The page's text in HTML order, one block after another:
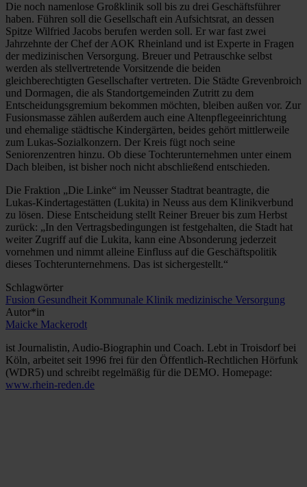
Die noch namenlose Großklinik soll bis zu drei Geschäftsführer
haben. Führen soll die Gesellschaft ein Aufsichtsrat, an dessen
Spitze Wilfried Jacobs berufen werden soll. Er war fast zwei
Jahrzehnte der Chef der AOK Rheinland und ist Experte in Fragen
der medizinischen Versorgung. Breuer und Petrauschke selbst
werden als stellvertretende Vorsitzende die beiden
gleichberechtigten Gesellschafter vertreten. Die Städte Grevenbroich
und Dormagen, die als Standortgemeinden Zutritt zu dem
Entscheidungsgremium bekommen möchten, bleiben außen vor. Zur
Fusionsmasse zählen außerdem auch eine Altenpflegeeinrichtung
und ehemalige städtische Kindergärten, beides gehört mittlerweile
zum Lukas-Sozialkonzern. Der Kreis fügt noch seine
Seniorenzentren hinzu. Ob diese Tochterunternehmen unter einem
Dach bleiben, ist bisher noch nicht abschließend ­entschieden.
Die Fraktion „Die Linke“ im Neusser Stadtrat beantragte, die
Lukas-Kindertagestätten (Lukita) in Neuss aus dem Klinikverbund
zu lösen. Diese Entscheidung stellt Reiner Breuer bis zum Herbst
zurück: „In den Vertragsbedingungen ist festgehalten, die Stadt hat
weiter Zugriff auf die Lukita, kann eine Absonderung jederzeit
vornehmen und nimmt alleine Einfluss auf die Geschäftspolitik
dieses Tochterunternehmens. Das ist sicher­gestellt.“
Schlagwörter
Fusion Gesundheit Kommunale Klinik medizinische Versorgung
Autor*in
Maicke Mackerodt
ist Journalistin, Audio-Biographin und Coach. Lebt in Troisdorf bei
Köln, arbeitet seit 1996 frei für den Öffentlich-Rechtlichen Hörfunk
(WDR5) und schreibt regelmäßig für die DEMO. Homepage:
www.rhein-reden.de